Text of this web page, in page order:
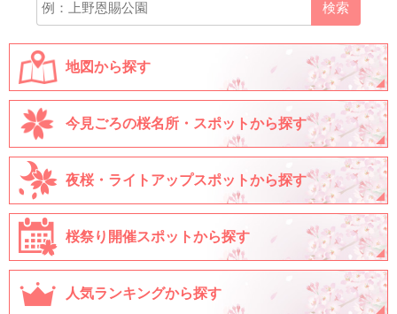
検索
地図から探す
今見ごろの桜名所・スポットから探す
夜桜・ライトアップスポットから探す
桜祭り開催スポットから探す
人気ランキングから探す